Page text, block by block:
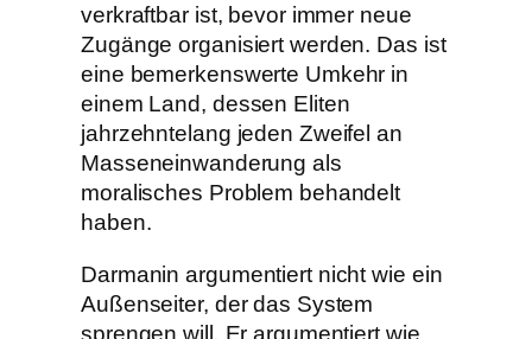
verkraftbar ist, bevor immer neue
Zugänge organisiert werden. Das ist
eine bemerkenswerte Umkehr in
einem Land, dessen Eliten
jahrzehntelang jeden Zweifel an
Masseneinwanderung als
moralisches Problem behandelt
haben.
Darmanin argumentiert nicht wie ein
Außenseiter, der das System
sprengen will. Er argumentiert wie